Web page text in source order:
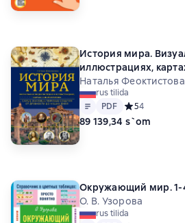
История мира.
иллюстрациях,
Наталья Феоктистова
rus tilida
Matn
PDF
PDF Средний
54
89 139,34 s`om
Окружающий мир. 1-
О. В. Узорова
rus tilida